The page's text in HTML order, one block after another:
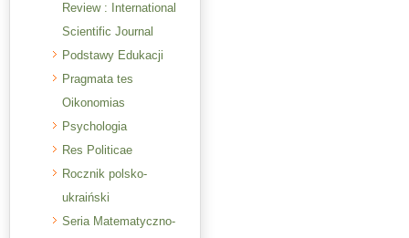
Review : International
Scientific Journal
Podstawy Edukacji
Pragmata tes
Oikonomias
Psychologia
Res Politicae
Rocznik polsko-
ukraiński
Seria Matematyczno-